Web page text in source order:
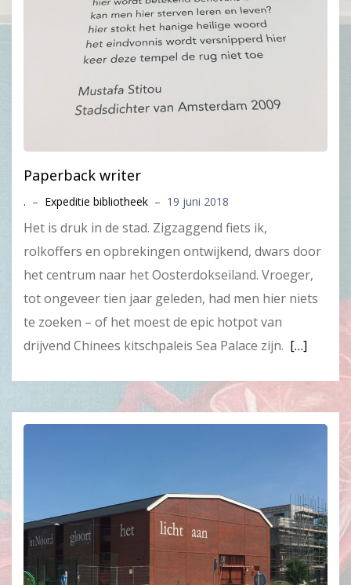
Paperback writer
. – Expeditie bibliotheek – 19 juni 2018
Het is druk in de stad. Zigzaggend fiets ik,
rolkoffers en opbrekingen ontwijkend, dwars door
het centrum naar het Oosterdokseiland. Vroeger,
tot ongeveer tien jaar geleden, had men hier niets
te zoeken – of het moest de epic hotpot van
drijvend Chinees kitschpaleis Sea Palace zijn. […]